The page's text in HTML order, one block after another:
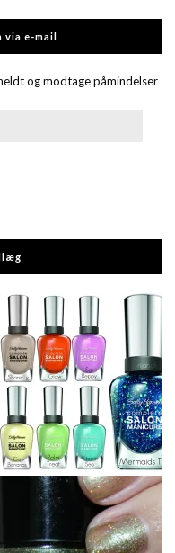
e-mail
og modtage påmindelser